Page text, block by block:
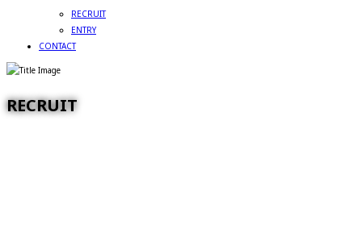
RECRUIT
ENTRY
CONTACT
RECRUIT